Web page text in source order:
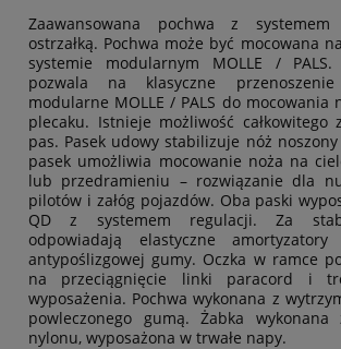
Zaawansowana pochwa z
ostrzałką. Pochwa może być mocowana
systemie modularnym MOLLE /
pozwala na klasyczne
modularne MOLLE / PALS do mocowania
plecaku. Istnieje możliwość całkowitego
pas. Pasek udowy stabilizuje nóż
pasek umożliwia mocowanie noża na
lub przedramieniu – rozwiązanie dla
pilotów i załóg pojazdów. Oba paski
QD z systemem regulacji. Za
odpowiadają elastyczne
antypoślizgowej gumy. Oczka w ramce
na przeciągnięcie linki paracord i
wyposażenia. Pochwa wykonana z
powleczonego gumą. Żabka wykonana
nylonu, wyposażona w trwałe napy.